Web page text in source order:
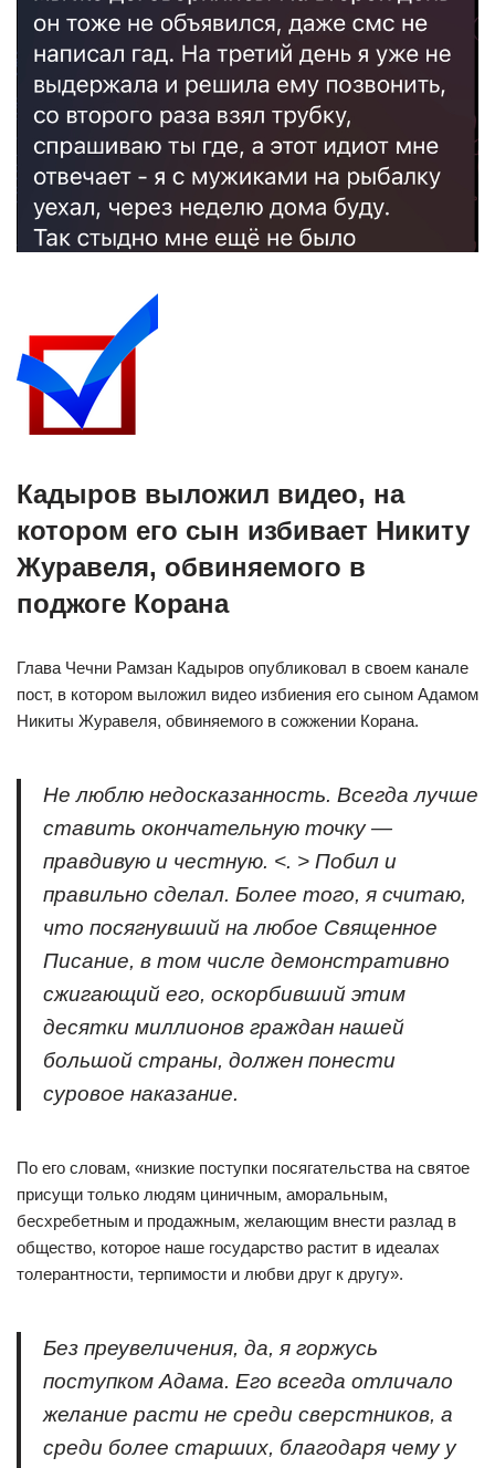
Кадыров выложил видео, на
котором его сын избивает Никиту
Журавеля, обвиняемого в
поджоге Корана⁠ ⁠
Глава Чечни Рамзан Кадыров опубликовал в своем канале
пост, в котором выложил видео избиения его сыном Адамом
Никиты Журавеля, обвиняемого в сожжении Корана.
Не люблю недосказанность. Всегда лучше
ставить окончательную точку —
правдивую и честную. <. > Побил и
правильно сделал. Более того, я считаю,
что посягнувший на любое Священное
Писание, в том числе демонстративно
сжигающий его, оскорбивший этим
десятки миллионов граждан нашей
большой страны, должен понести
суровое наказание.
По его словам, «низкие поступки посягательства на святое
присущи только людям циничным, аморальным,
бесхребетным и продажным, желающим внести разлад в
общество, которое наше государство растит в идеалах
толерантности, терпимости и любви друг к другу».
Без преувеличения, да, я горжусь
поступком Адама. Его всегда отличало
желание расти не среди сверстников, а
среди более старших, благодаря чему у